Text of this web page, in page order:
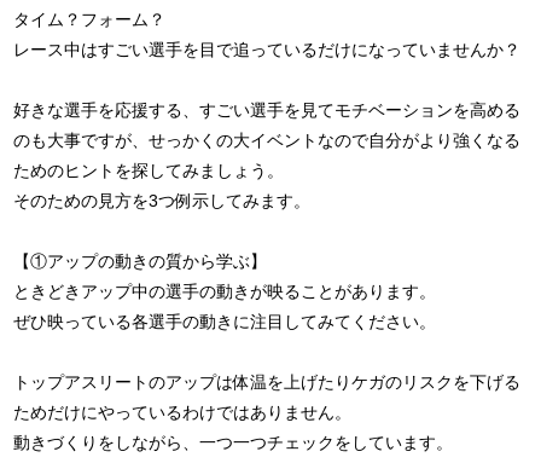
タイム？フォーム？
レース中はすごい選手を目で追っているだけになっていませんか？
好きな選手を応援する、すごい選手を見てモチベーションを高める
のも大事ですが、せっかくの大イベントなので自分がより強くなる
ためのヒントを探してみましょう。
そのための見方を3つ例示してみます。
【①アップの動きの質から学ぶ】
ときどきアップ中の選手の動きが映ることがあります。
ぜひ映っている各選手の動きに注目してみてください。
トップアスリートのアップは体温を上げたりケガのリスクを下げる
ためだけにやっているわけではありません。
動きづくりをしながら、一つ一つチェックをしています。